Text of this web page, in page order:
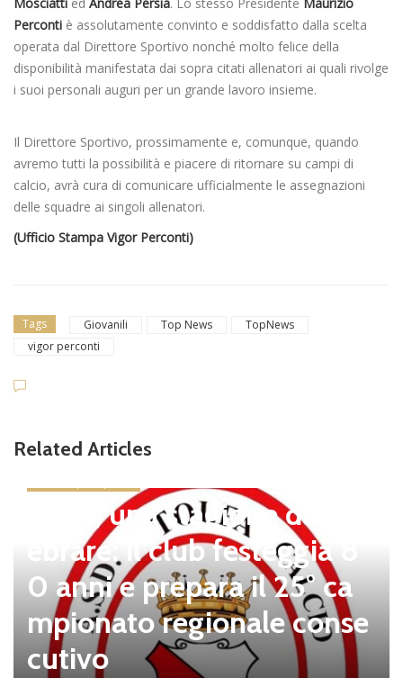
Perconti è assolutamente convinto e soddisfatto dalla scelta
operata dal Direttore Sportivo nonché molto felice della
disponibilità manifestata dai sopra citati allenatori ai quali rivolge
i suoi personali auguri per un grande lavoro insieme.
Il Direttore Sportivo, prossimamente e, comunque, quando
avremo tutti la possibilità e piacere di ritornare su campi di
calcio, avrà cura di comunicare ufficialmente le assegnazioni
delle squadre ai singoli allenatori.
(Ufficio Stampa Vigor Perconti)
Tags Giovanili Top News
TopNews
vigor perconti
Related Articles
Tolfa, una stagione da cel
ebrare: il club festeggia 8
0 anni e prepara il 25° ca
mpionato regionale conse
cutivo